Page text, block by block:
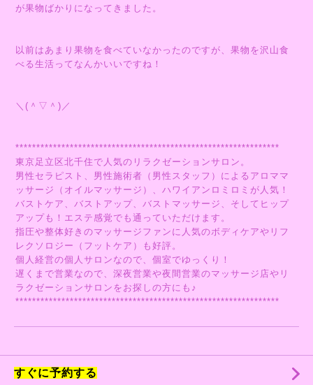
が果物ばかりになってきました。
以前はあまり果物を食べていなかったのですが、果物を沢山食
べる生活ってなんかいいですね！
＼(＾▽＾)／
***************************************************************
東京足立区北千住で人気のリラクゼーションサロン。
男性セラピスト、男性施術者（男性スタッフ）によるアロママ
ッサージ（オイルマッサージ）、ハワイアンロミロミが人気！
バストケア、バストアップ、バストマッサージ、そしてヒップ
アップも！エステ感覚でも通っていただけます。
指圧や整体好きのマッサージファンに人気のボディケアやリフ
レクソロジー（フットケア）も好評。
個人経営の個人サロンなので、個室でゆっくり！
遅くまで営業なので、深夜営業や夜間営業のマッサージ店やリ
ラクゼーションサロンをお探しの方にも♪
***************************************************************
すぐに予約する